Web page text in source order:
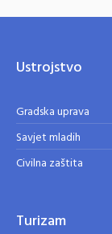
Ustrojstvo
Gradska uprava
Savjet mladih
Civilna zaštita
Turizam